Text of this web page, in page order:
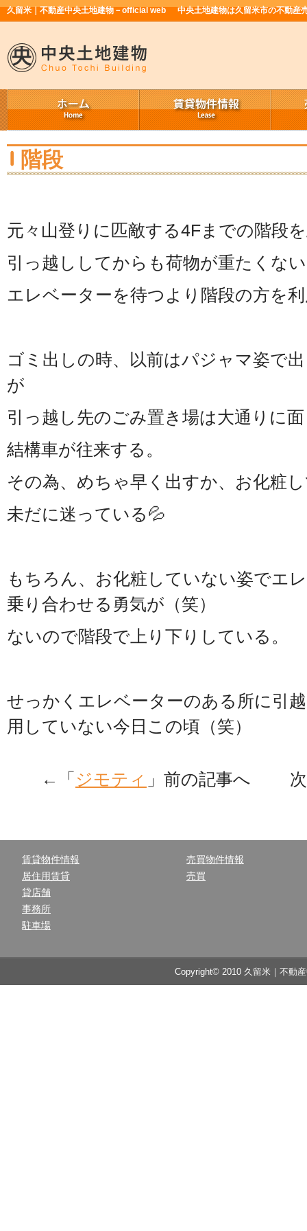
久留米｜不動産中央土地建物－official web 中央土地建物は久留米市の不動産
階段
元々山登りに匹敵する4Fまでの階段
引っ越ししてからも荷物が重たくな
エレベーターを待つより階段の方を
ゴミ出しの時、以前はパジャマ姿で
が
引っ越し先のごみ置き場は大通りに
結構車が往来する。
その為、めちゃ早く出すか、お化粧
未だに迷っている💦
もちろん、お化粧していない姿でエ
乗り合わせる勇気が（笑）
ないので階段で上り下りしている。
せっかくエレベーターのある所に引
用していない今日この頃（笑）
←「 ジモティ 」前の記事へ 次
賃貸物件情報
居住用賃貸
貸店舗
事務所
駐車場
売買物件情報
売買
Copyright© 2010 久留米｜不動